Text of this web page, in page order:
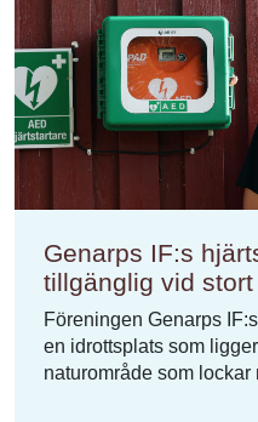
Genarps IF:s
tillgänglig vid
Föreningen Genarps
en idrottsplats som
naturområde som lockar